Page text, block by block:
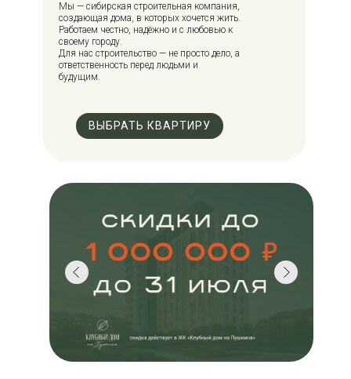
Мы — сибирская строительная компания,
создающая дома, в которых хочется жить.
Работаем честно, надёжно и с любовью к
своему городу.
Для нас строительство — не просто дело, а
ответственность перед людьми и
будущим.
ВЫБРАТЬ КВАРТИРУ